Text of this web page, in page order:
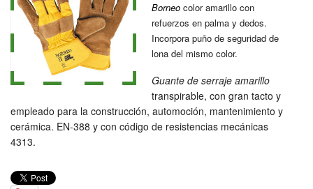
Borneo color amarillo con
refuerzos en palma y dedos.
Incorpora puño de seguridad de
lona del mismo color.
Guante de serraje amarillo
transpirable, con gran tacto y
empleado para la construcción, automoción, mantenimiento y
cerámica. EN-388 y con código de resistencias mecánicas
4313.